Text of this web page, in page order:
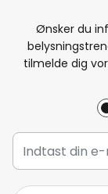
Ønsker du
tilmelde dig